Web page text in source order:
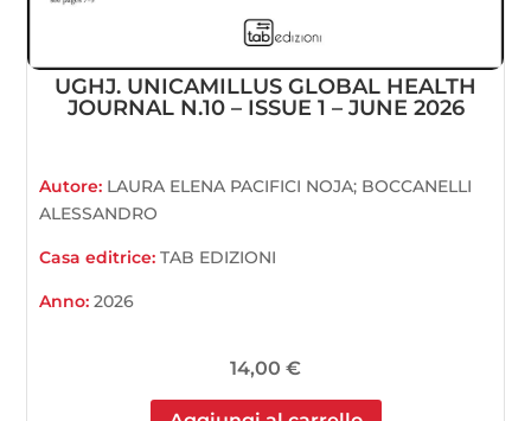
UGHJ. UNICAMILLUS GLOBAL HEALTH
JOURNAL N.10 – ISSUE 1 – JUNE 2026
Autore: LAURA ELENA PACIFICI NOJA; BOCCANELLI
ALESSANDRO
Casa editrice:TAB EDIZIONI
Anno:2026
14,00 €